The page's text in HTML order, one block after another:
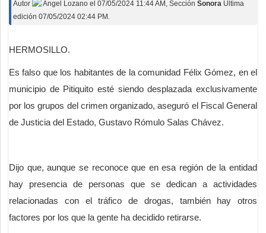
Autor Angel Lozano el 07/05/2024 11:44 AM , Sección Sonora Última
edición 07/05/2024 02:44 PM.
HERMOSILLO.
Es falso que los habitantes de la comunidad Félix Gómez, en el
municipio de Pitiquito esté siendo desplazada exclusivamente
por los grupos del crimen organizado, aseguró el Fiscal General
de Justicia del Estado, Gustavo Rómulo Salas Chávez.
Dijo que, aunque se reconoce que en esa región de la entidad
hay presencia de personas que se dedican a actividades
relacionadas con el tráfico de drogas, también hay otros
factores por los que la gente ha decidido retirarse.